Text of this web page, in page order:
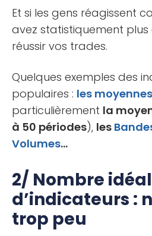
Et si les gens réagissent
avez statistiquement
réussir vos trades.
Quelques exemples des
populaires : les
particulièrement la
à 50 périodes), les
Volumes…
2/ Nombre idéal
d’indicateurs :
trop peu